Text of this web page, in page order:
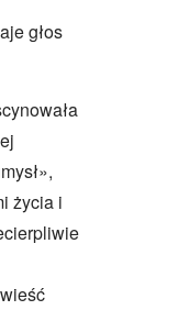
głos
życia i